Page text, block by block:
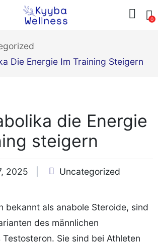
0
Die Energie Im Training Steigern
die Energie
steigern
2025 Uncategorized
bekannt als anabole Steroide, sind
des männlichen
Testosteron. Sie sind bei Athleten